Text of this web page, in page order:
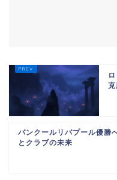
克
バンクールリバプール優勝
とクラブの未来